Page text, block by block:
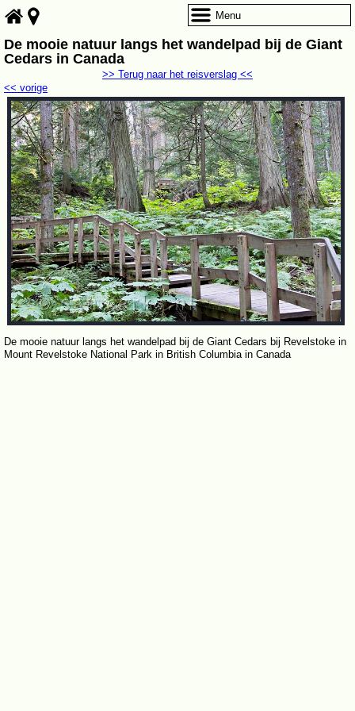
De mooie natuur langs het wandelpad bij de Giant
Cedars in Canada
<< vorige
>> Terug naar het reisverslag <<
De mooie natuur langs het wandelpad bij de Giant Cedars bij Revelstoke in
Mount Revelstoke National Park in British Columbia in Canada
Menu